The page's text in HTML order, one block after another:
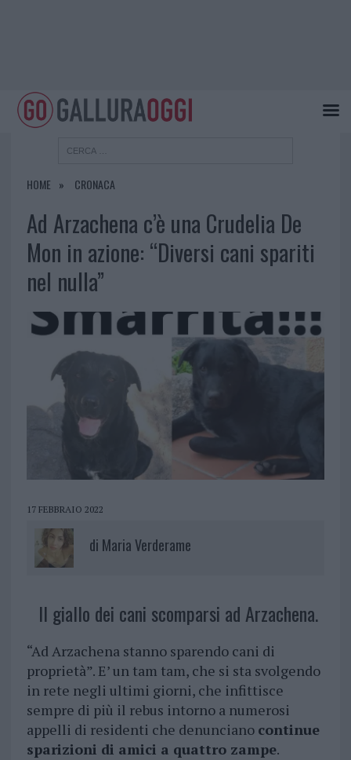
HOME CRONACA
Ad Arzachena c’è una Crudelia De
Mon in azione: “Diversi cani spariti
nel nulla”
17 FEBBRAIO 2022
di Maria Verderame
Il giallo dei cani scomparsi ad Arzachena.
“Ad Arzachena stanno sparendo cani di
proprietà”. E’ un tam tam, che si sta svolgendo
in rete negli ultimi giorni, che infittisce
sempre di più il rebus intorno a numerosi
appelli di residenti che denunciano continue
sparizioni di amici a quattro zampe.